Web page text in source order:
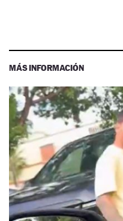
MÁS INFORMACIÓN